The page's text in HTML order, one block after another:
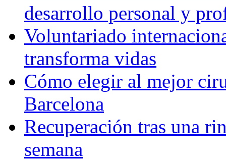
desarrollo personal y
Voluntariado
transforma vidas
Cómo elegir al mejor
Barcelona
Recuperación tras una
semana